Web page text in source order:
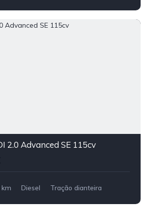
2.0 Advanced SE 115cv
km Diesel Tração dianteira